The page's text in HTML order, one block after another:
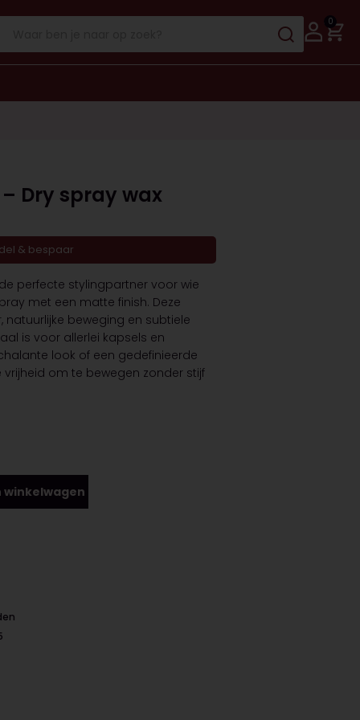
0
Dry spray wax
& bespaar
perfecte stylingpartner voor wie
met een matte finish. Deze
beweging en subtiele
is voor allerlei kapsels en
look of een gedefinieerde
om te bewegen zonder stijf
winkelwagen